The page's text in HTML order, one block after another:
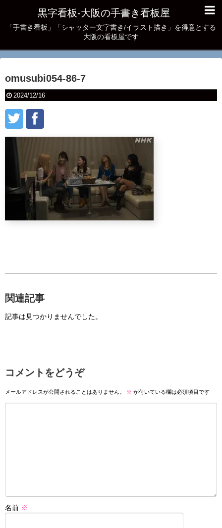
黒字看板‐大阪の手書き看板屋
「手書き看板」「シャッター文字書き/イラスト描き」を得意とする
大阪の看板屋です
omusubi054-86-7
2024/12/16
関連記事
記事は見つかりませんでした。
コメントをどうぞ
メールアドレスが公開されることはありません。 ※ が付いている欄は必須項目です
名前 ※